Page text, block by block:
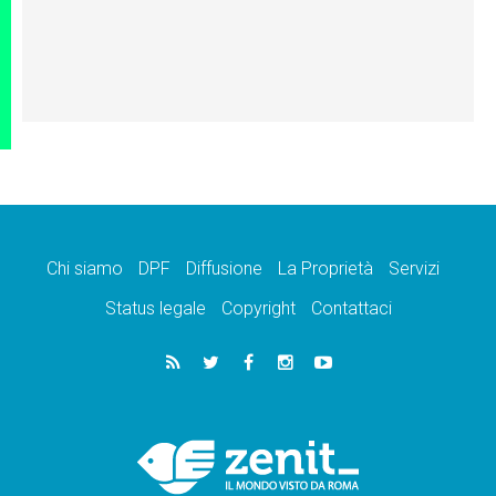
Chi siamo DPF Diffusione La Proprietà
Servizi
Status legale
Copyright Contattaci